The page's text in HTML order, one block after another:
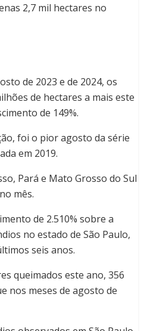
2,7 mil hectares no
de 2023 e de 2024, os
de hectares a mais este
de 149%.
foi o pior agosto da série
em 2019.
Pará e Mato Grosso do Sul
mês.
de 2.510% sobre a
no estado de São Paulo,
seis anos.
queimados este ano, 356
nos meses de agosto de